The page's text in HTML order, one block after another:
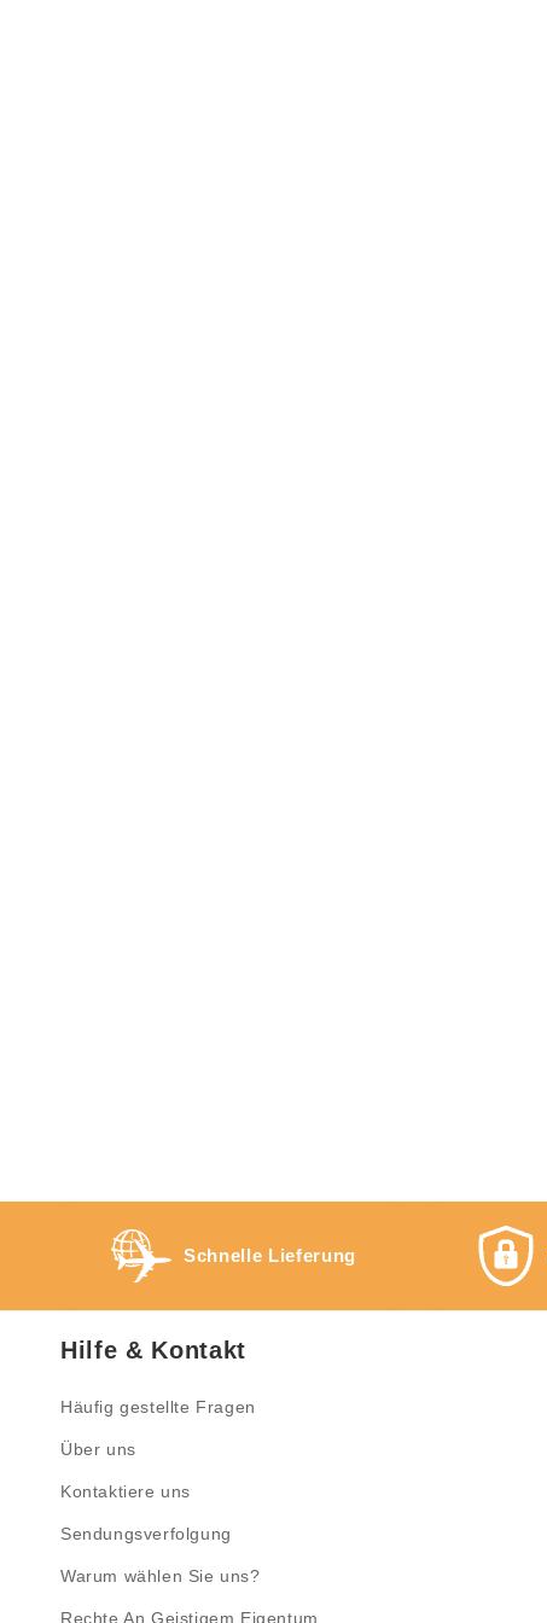
Schnelle Lieferung
Hilfe & Kontakt
Häufig gestellte Fragen
Über uns
Kontaktiere uns
Sendungsverfolgung
Warum wählen Sie uns?
Rechte An Geistigem Eigentum